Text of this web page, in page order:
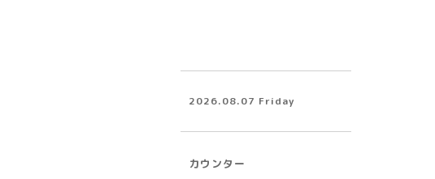
2026.08.07 Friday
カウンター